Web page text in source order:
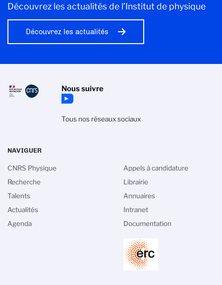
Découvrez les actualités de l’Institut de physique
Découvrez les actualités
Nous suivre
Tous nos réseaux sociaux
NAVIGUER
CNRS Physique
Recherche
Talents
Actualités
Agenda
Appels à candidature
Librairie
Annuaires
Intranet
Documentation